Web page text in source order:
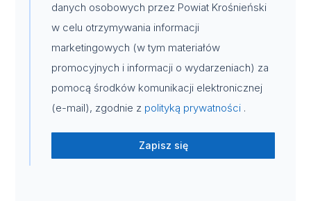
danych osobowych przez Powiat Krośnieński
w celu otrzymywania informacji
marketingowych (w tym materiałów
promocyjnych i informacji o wydarzeniach) za
pomocą środków komunikacji elektronicznej
(e-mail), zgodnie z polityką prywatności .
Zapisz się